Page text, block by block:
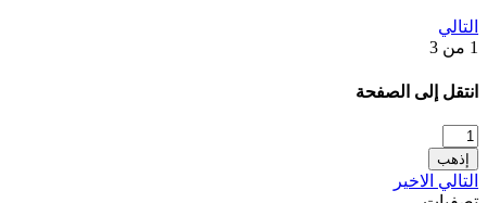
التالي
1 من 3
انتقل إلى الصفحة
إذهب
التالي الاخير